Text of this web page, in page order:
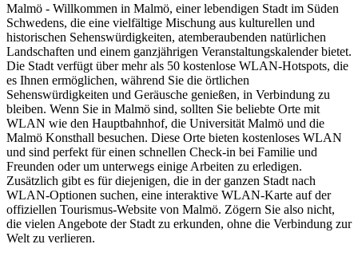
Malmö - Willkommen in Malmö, einer lebendigen Stadt im Süden
Schwedens, die eine vielfältige Mischung aus kulturellen und
historischen Sehenswürdigkeiten, atemberaubenden natürlichen
Landschaften und einem ganzjährigen Veranstaltungskalender bietet.
Die Stadt verfügt über mehr als 50 kostenlose WLAN-Hotspots, die
es Ihnen ermöglichen, während Sie die örtlichen
Sehenswürdigkeiten und Geräusche genießen, in Verbindung zu
bleiben. Wenn Sie in Malmö sind, sollten Sie beliebte Orte mit
WLAN wie den Hauptbahnhof, die Universität Malmö und die
Malmö Konsthall besuchen. Diese Orte bieten kostenloses WLAN
und sind perfekt für einen schnellen Check-in bei Familie und
Freunden oder um unterwegs einige Arbeiten zu erledigen.
Zusätzlich gibt es für diejenigen, die in der ganzen Stadt nach
WLAN-Optionen suchen, eine interaktive WLAN-Karte auf der
offiziellen Tourismus-Website von Malmö. Zögern Sie also nicht,
die vielen Angebote der Stadt zu erkunden, ohne die Verbindung zur
Welt zu verlieren.